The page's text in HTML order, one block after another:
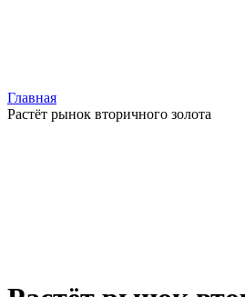
Главная
Растёт рынок вторичного золота